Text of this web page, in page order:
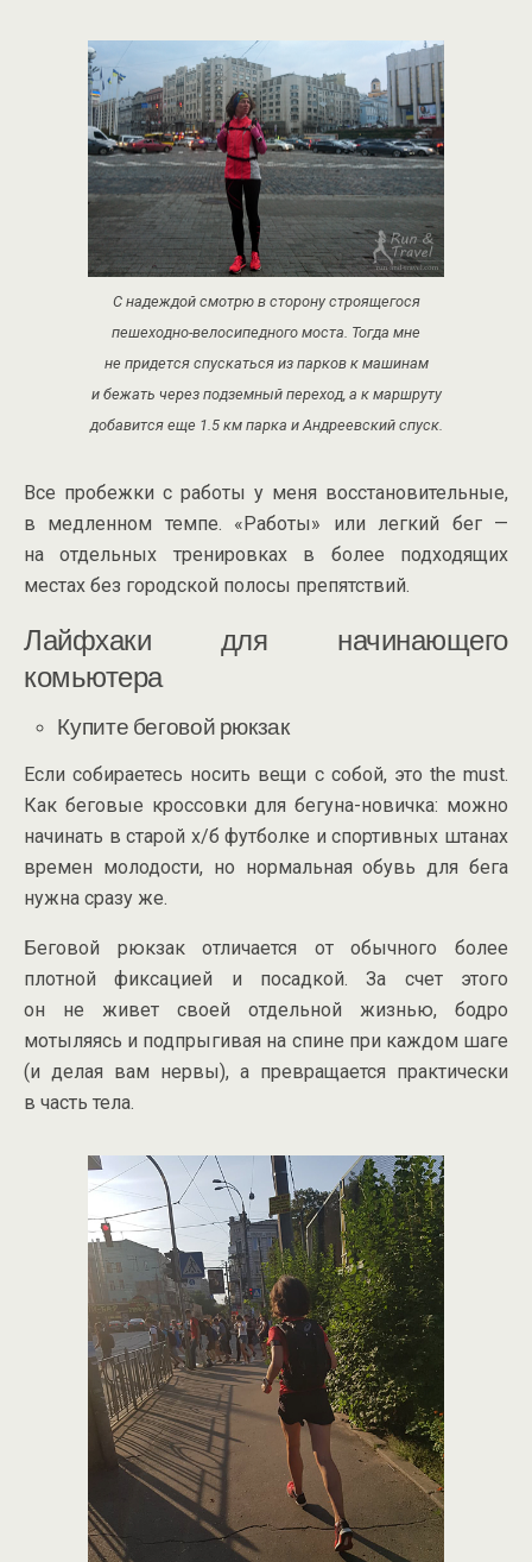
С надеждой смотрю в сторону строящегося
пешеходно-велосипедного моста. Тогда мне
не придется спускаться из парков к машинам
и бежать через подземный переход, а к маршруту
добавится еще 1.5 км парка и Андреевский спуск.
Все пробежки с работы у меня восстановительные,
в медленном темпе. «Работы» или легкий бег —
на отдельных тренировках в более подходящих
местах без городской полосы препятствий.
Лайфхаки для начинающего
комьютера
Купите беговой рюкзак
Если собираетесь носить вещи с собой, это the must.
Как беговые кроссовки длябегуна-новичка: можно
начинать в старой х/б футболке и спортивных штанах
времен молодости, но нормальная обувь для бега
нужна сразу же.
Беговой рюкзак отличается от обычного более
плотной фиксацией и посадкой. За счет этого
он не живет своей отдельной жизнью, бодро
мотыляясь и подпрыгивая на спине при каждом шаге
(и делая вам нервы), а превращается практически
в часть тела.